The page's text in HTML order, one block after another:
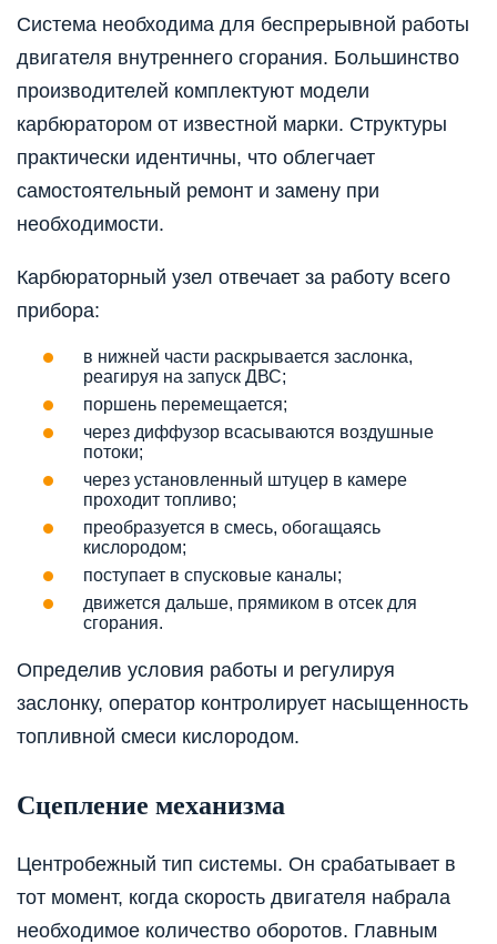
Система необходима для беспрерывной работы
двигателя внутреннего сгорания. Большинство
производителей комплектуют модели
карбюратором от известной марки. Структуры
практически идентичны, что облегчает
самостоятельный ремонт и замену при
необходимости.
Карбюраторный узел отвечает за работу всего
прибора:
в нижней части раскрывается заслонка,
реагируя на запуск ДВС;
поршень перемещается;
через диффузор всасываются воздушные
потоки;
через установленный штуцер в камере
проходит топливо;
преобразуется в смесь, обогащаясь
кислородом;
поступает в спусковые каналы;
движется дальше, прямиком в отсек для
сгорания.
Определив условия работы и регулируя
заслонку, оператор контролирует насыщенность
топливной смеси кислородом.
Сцепление механизма
Центробежный тип системы. Он срабатывает в
тот момент, когда скорость двигателя набрала
необходимое количество оборотов. Главным